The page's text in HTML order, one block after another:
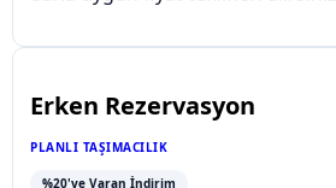
Erken Rezervasyon
PLANLI TAŞIMACILIK
%20'ye Varan İndirim